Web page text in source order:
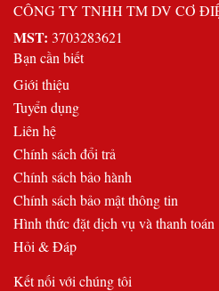
CÔNG TY TNHH TM DV CƠ
MST: 3703283621
Bạn cần biết
Giới thiệu
Tuyển dụng
Liên hệ
Chính sách đổi trả
Chính sách bảo hành
Chính sách bảo mật thông tin
Hình thức đặt dịch vụ và thanh toán
Hỏi & Đáp
Kết nối với chúng tôi